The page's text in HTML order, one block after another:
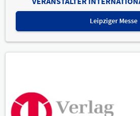
Leipziger Messe